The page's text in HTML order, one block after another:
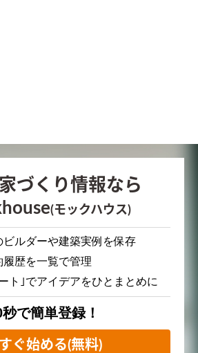
づくり情報なら
(モックハウス)
ビルダーや建築実例を保存
履歴を一覧で管理
ト｣でアイデアをひとまとめに
で簡単登録！
ぐ始める(無料)